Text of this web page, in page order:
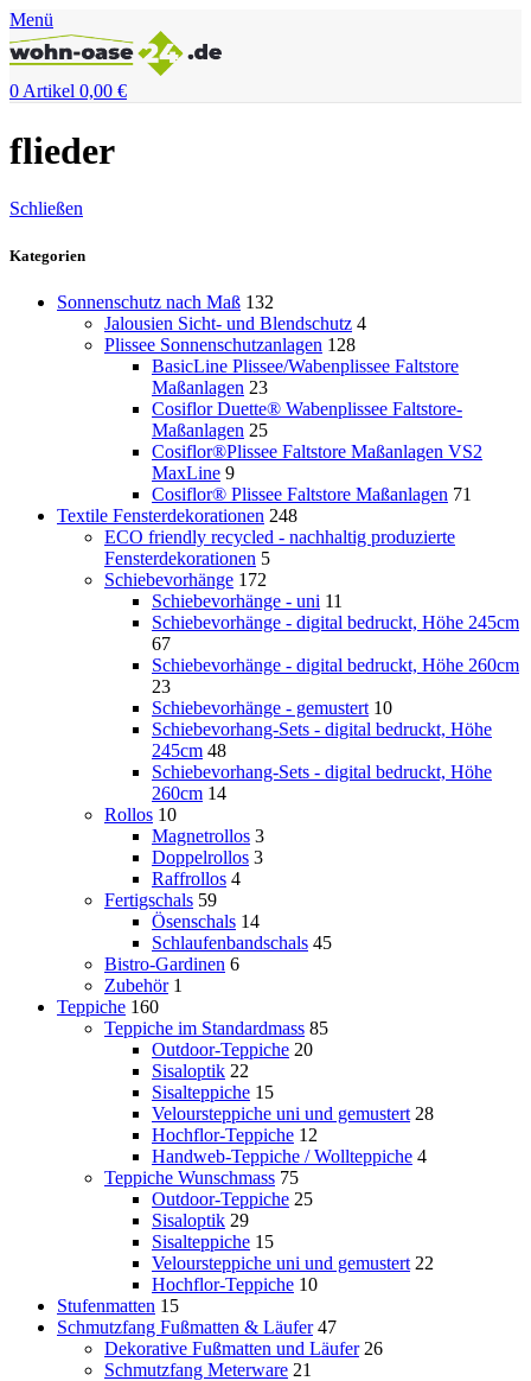
Menü
0Artikel 0,00 €
flieder
Schließen
Kategorien
Sonnenschutz nach Maß 132
Jalousien Sicht- und Blendschutz 4
Plissee Sonnenschutzanlagen 128
BasicLine Plissee/Wabenplissee Faltstore
Maßanlagen 23
Cosiflor Duette® Wabenplissee Faltstore-
Maßanlagen 25
Cosiflor®Plissee Faltstore Maßanlagen VS2
MaxLine 9
Cosiflor® Plissee Faltstore Maßanlagen 71
Textile Fensterdekorationen 248
ECO friendly recycled - nachhaltig produzierte
Fensterdekorationen 5
Schiebevorhänge 172
Schiebevorhänge - uni 11
Schiebevorhänge - digital bedruckt, Höhe 245cm
67
Schiebevorhänge - digital bedruckt, Höhe 260cm
23
Schiebevorhänge - gemustert 10
Schiebevorhang-Sets - digital bedruckt, Höhe
245cm 48
Schiebevorhang-Sets - digital bedruckt, Höhe
260cm 14
Rollos 10
Magnetrollos 3
Doppelrollos 3
Raffrollos 4
Fertigschals 59
Ösenschals 14
Schlaufenbandschals 45
Bistro-Gardinen 6
Zubehör 1
Teppiche 160
Teppiche im Standardmass 85
Outdoor-Teppiche 20
Sisaloptik 22
Sisalteppiche 15
Veloursteppiche uni und gemustert 28
Hochflor-Teppiche 12
Handweb-Teppiche / Wollteppiche 4
Teppiche Wunschmass 75
Outdoor-Teppiche 25
Sisaloptik 29
Sisalteppiche 15
Veloursteppiche uni und gemustert 22
Hochflor-Teppiche 10
Stufenmatten 15
Schmutzfang Fußmatten & Läufer 47
Dekorative Fußmatten und Läufer 26
Schmutzfang Meterware 21